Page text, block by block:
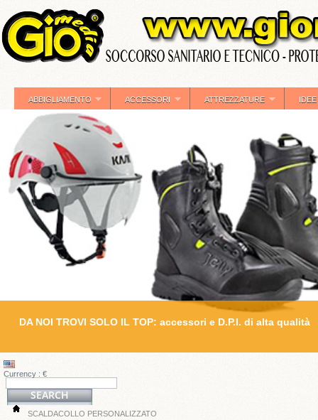
ABBIGLIAMENTO
ACCESSORI
ATTREZZATURE
DA NOI TROVI SOLO IL TOP: accessori e D.P.I. di alta qualità
Currency : €
SCALDACOLLO PERSONALIZZATO